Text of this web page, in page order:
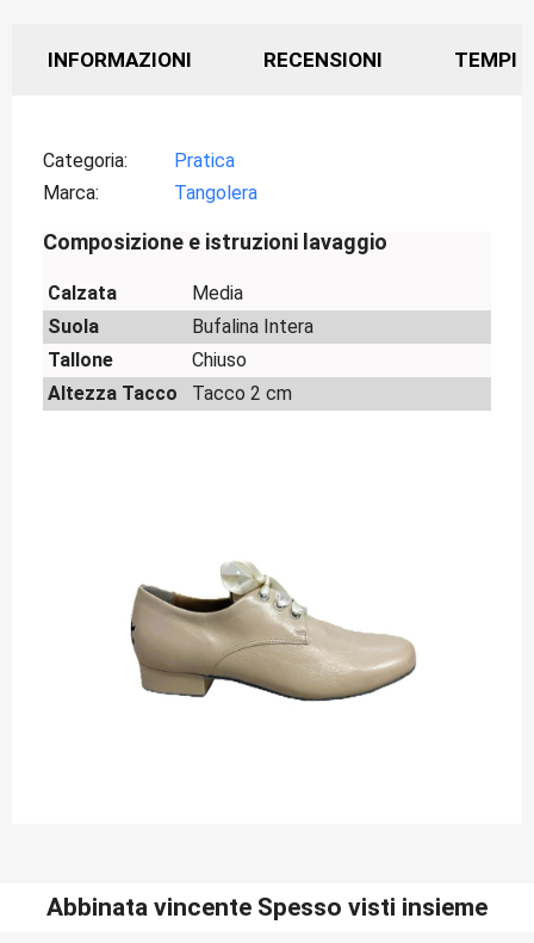
INFORMAZIONI RECENSIONI TEMPI
Categoria
Pratica
Marca
Tangolera
Composizione e istruzioni lavaggio
Calzata
Media
Suola
Bufalina Intera
Tallone
Chiuso
Altezza Tacco
Tacco 2 cm
Abbinata vincente Spesso visti insieme